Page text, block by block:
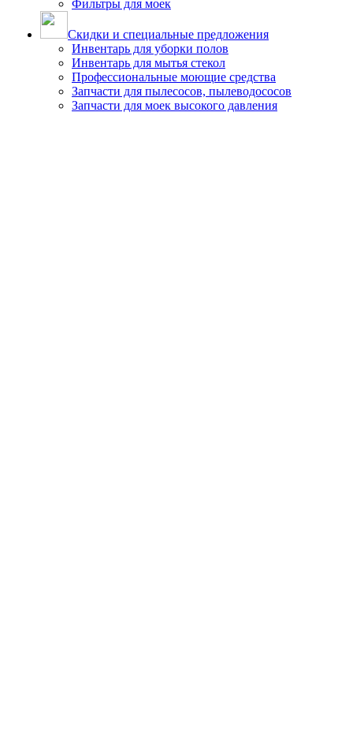
Фильтры для моек
Скидки и специальные предложения
Инвентарь для уборки полов
Инвентарь для мытья стекол
Профессиональные моющие средства
Запчасти для пылесосов, пылеводососов
Запчасти для моек высокого давления